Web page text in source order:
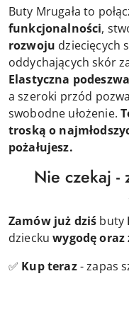
Buty Mrugała to
funkcjonalności,
rozwoju dziecięcych
oddychających skór
Elastyczna podeszwa
a szeroki przód
swobodne ułożenie.
troską o
pożałujesz.
Nie czekaj -
Zamów już dziś buty
dzieckuwygodę
✅ Kup teraz- zapas